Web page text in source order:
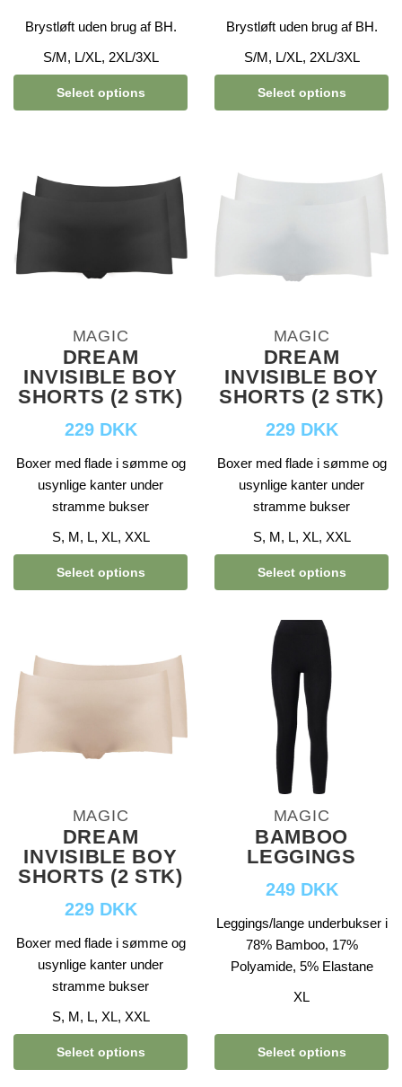
Brystløft uden brug af BH.
S/M, L/XL, 2XL/3XL
Select options
Brystløft uden brug af BH.
S/M, L/XL, 2XL/3XL
Select options
MAGIC
DREAM
INVISIBLE BOY
SHORTS (2 STK)
229 DKK
Boxer med flade i sømme og
usynlige kanter under
stramme bukser
S, M, L, XL, XXL
Select options
MAGIC
DREAM
INVISIBLE BOY
SHORTS (2 STK)
229 DKK
Boxer med flade i sømme og
usynlige kanter under
stramme bukser
S, M, L, XL, XXL
Select options
MAGIC
DREAM
INVISIBLE BOY
SHORTS (2 STK)
229 DKK
Boxer med flade i sømme og
usynlige kanter under
stramme bukser
S, M, L, XL, XXL
Select options
MAGIC
BAMBOO
LEGGINGS
249 DKK
Leggings/lange underbukser i
78% Bamboo, 17%
Polyamide, 5% Elastane
XL
Select options